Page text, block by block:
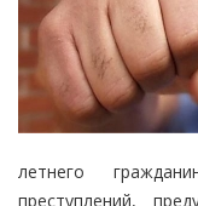
летнего
преступлений,